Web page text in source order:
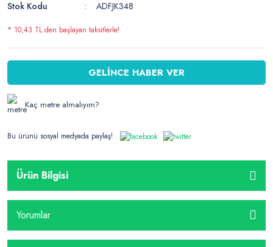
Stok Kodu
ADFJK348
* 10,43 TL den başlayan taksitlerle!
GELİNCE HABER VER
Kaç metre almalıyım?
Bu ürünü sosyal medyada paylaş!
Ürün Bilgisi
Yorumlar